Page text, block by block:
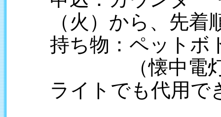
（火）から、先着
持ち物：ペットボ
（懐中電灯は
ライトでも代用で